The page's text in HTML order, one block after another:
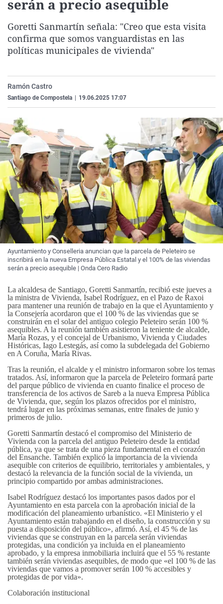
La rosa de los vientos
Gente viajera
Como el perro y el
Caso
Retornados
Equipo de
Extremadura
Galicia
La Rioja
País Vasco
Virales
Televisión
Elecciones
serán a precio asequible
Goretti Sanmartín señala: "Creo que esta visita
confirma que somos vanguardistas en las
políticas municipales de vivienda"
Ramón Castro
Santiago de Compostela 19.06.2025 17:07
Ayuntamiento y Conselleria anuncian que la parcela de Peleteiro se
inscribirá en la nueva Empresa Pública Estatal y el 100% de las viviendas
serán a precio asequible | Onda Cero Radio
La alcaldesa de Santiago, Goretti Sanmartín, recibió este jueves a
la ministra de Vivienda, Isabel Rodríguez, en el Pazo de Raxoi
para mantener una reunión de trabajo en la que el Ayuntamiento y
la Consejería acordaron que el 100 % de las viviendas que se
construirán en el solar del antiguo colegio Peleteiro serán 100 %
asequibles. A la reunión también asistieron la teniente de alcalde,
María Rozas, y el concejal de Urbanismo, Vivienda y Ciudades
Históricas, Iago Lestegás, así como la subdelegada del Gobierno
en A Coruña, María Rivas.
Tras la reunión, el alcalde y el ministro informaron sobre los temas
tratados. Así, informaron que la parcela de Peleteiro formará parte
del parque público de vivienda en cuanto finalice el proceso de
transferencia de los activos de Sareb a la nueva Empresa Pública
de Vivienda, que, según los plazos ofrecidos por el ministro,
tendrá lugar en las próximas semanas, entre finales de junio y
primeros de julio.
Goretti Sanmartín destacó el compromiso del Ministerio de
Vivienda con la parcela del antiguo Peleteiro desde la entidad
pública, ya que se trata de una pieza fundamental en el corazón
del Ensanche. También explicó la importancia de la vivienda
asequible con criterios de equilibrio, territoriales y ambientales, y
destacó la relevancia de la función social de la vivienda, un
principio compartido por ambas administraciones.
Isabel Rodríguez destacó los importantes pasos dados por el
Ayuntamiento en esta parcela con la aprobación inicial de la
modificación del planeamiento urbanístico. «El Ministerio y el
Ayuntamiento están trabajando en el diseño, la construcción y su
puesta a disposición del público», afirmó. Así, el 45 % de las
viviendas que se construyan en la parcela serán viviendas
protegidas, una condición ya incluida en el planeamiento
aprobado, y la empresa inmobiliaria incluirá que el 55 % restante
también serán viviendas asequibles, de modo que «el 100 % de las
viviendas que vamos a promover serán 100 % accesibles y
protegidas de por vida».
Colaboración institucional